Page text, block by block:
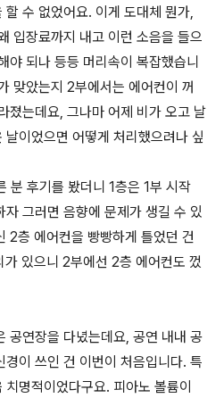
수 없었어요. 이게 도대체 뭔가,
입장료까지 내고 이런 소음을 들으
야 되나 등등 머리속이 복잡했습니
맞았는지 2부에서는 에어컨이 꺼
졌는데요, 그나마 어제 비가 오고 날
이었으면 어떻게 처리했으려나 싶
분 후기를 봤더니 1층은 1부 시작
그러면 음향에 문제가 생길 수 있
2층 에어컨을 빵빵하게 틀었던 건
있으니 2부에선 2층 에어컨도 껐
공연장을 다녔는데요, 공연 내내 공
이 쓰인 건 이번이 처음입니다. 특
명적이었다구요. 피아노 볼륨이